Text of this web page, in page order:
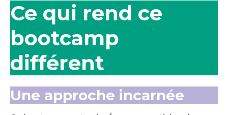
Ce qui rend ce
bootcamp
différent
Une approche incarnée